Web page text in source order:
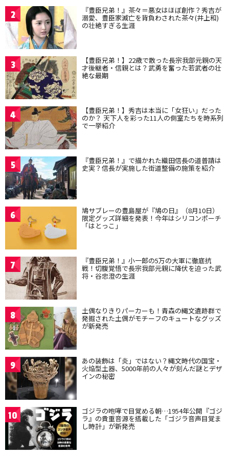
2 『豊臣兄弟！』茶々＝悪女はほぼ創作？秀吉が
溺愛、豊臣家滅亡を背負わされた茶々(井上和)
の壮絶すぎる生涯
3 【豊臣兄弟！】22歳で散った長宗我部元親の天
才後継者・信親とは？武勇を奮った若武者の壮
絶な最期
4 【豊臣兄弟！】秀吉は本当に「女狂い」だった
のか？ 天下人を彩った11人の側室たちを時系列
で一挙紹介
5 『豊臣兄弟！』で描かれた織田信長の道普請は
史実？信長が実施した街道整備の施策を紹介
6 鳩サブレーの豊島屋が『鳩の日』（8月10日）
限定グッズ詳細を発表！今年はシリコンポーチ
「はとっこ」
7 『豊臣兄弟！』小一郎の5万の大軍に徹底抗
戦！切腹覚悟で長宗我部元親に降伏を迫った武
将・谷忠澄の生涯
8 土偶なりきりパーカーも！青森の縄文遺跡群で
発掘された土偶がモチーフのキュートなグッズ
が新発売
9 あの装飾は「炎」ではない？縄文時代の国宝・
火焔型土器、5000年前の人々が刻んだ謎とデザ
インの秘密
10 ゴジラの咆哮で目覚める朝…1954年公開『ゴジ
ラ』の貴重音源を搭載した「ゴジラ音声目覚ま
し時計」が新発売